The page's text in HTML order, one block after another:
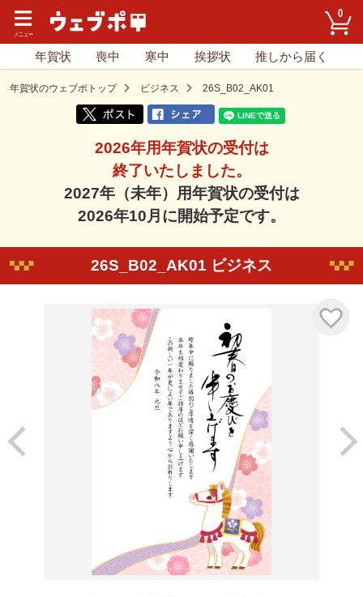
0
年賀状 喪中 寒中 挨拶状 推しから届く
年賀状のウェブポトップ ビジネス 26S_B02_AK01
2026年用年賀状の受付は
終了いたしました。
2027年（未年）用年賀状の受付は
2026年10月に開始予定です。
26S_B02_AK01 ビジネス